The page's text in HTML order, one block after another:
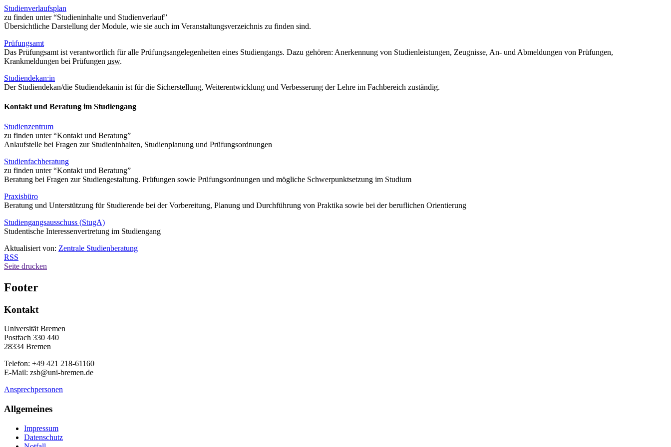
Studienverlaufsplan
zu finden unter “Studieninhalte und Studienverlauf”
Übersichtliche Darstellung der Module, wie sie auch im Veranstaltungsverzeichnis zu finden sind.
Prüfungsamt
Das Prüfungsamt ist verantwortlich für alle Prüfungsangelegenheiten eines Studiengangs. Dazu gehören: Anerkennung von Studienleistungen, Zeugnisse, An- und Abmeldungen von Prüfungen,
Krankmeldungen bei Prüfungen usw.
Studiendekan:in
Der Studiendekan/die Studiendekanin ist für die Sicherstellung, Weiterentwicklung und Verbesserung der Lehre im Fachbereich zuständig.
Kontakt und Beratung im Studiengang
Studienzentrum
zu finden unter “Kontakt und Beratung”
Anlaufstelle bei Fragen zur Studieninhalten, Studienplanung und Prüfungsordnungen
Studienfachberatung
zu finden unter “Kontakt und Beratung”
Beratung bei Fragen zur Studiengestaltung. Prüfungen sowie Prüfungsordnungen und mögliche Schwerpunktsetzung im Studium
Praxisbüro
Beratung und Unterstützung für Studierende bei der Vorbereitung, Planung und Durchführung von Praktika sowie bei der beruflichen Orientierung
Studiengangsausschuss (StugA)
Studentische Interessenvertretung im Studiengang
Aktualisiert von: Zentrale Studienberatung
RSS
Seite drucken
Footer
Kontakt
Universität Bremen
Postfach 330 440
28334 Bremen
Telefon: +49 421 218-61160
E-Mail: zsb@uni-bremen.de
Ansprechpersonen
Allgemeines
Impressum
Datenschutz